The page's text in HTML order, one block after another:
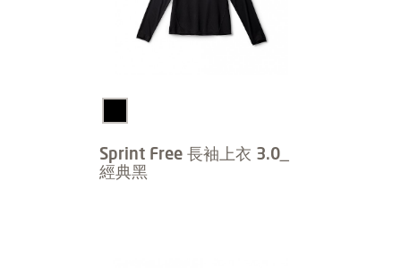
Sprint Free 長袖上衣 3.0_
經典黑